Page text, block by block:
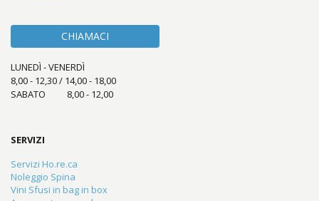
CHIAMACI
LUNEDÌ - VENERDÌ
8,00 - 12,30 / 14,00 - 18,00
SABATO 8,00 - 12,00
SERVIZI
Servizi Ho.re.ca
Noleggio Spina
Vini Sfusi in bag in box